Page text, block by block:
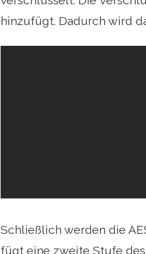
hinzufügt. Dadurch wird
Schließlich werden die
fügt eine zweite Stufe